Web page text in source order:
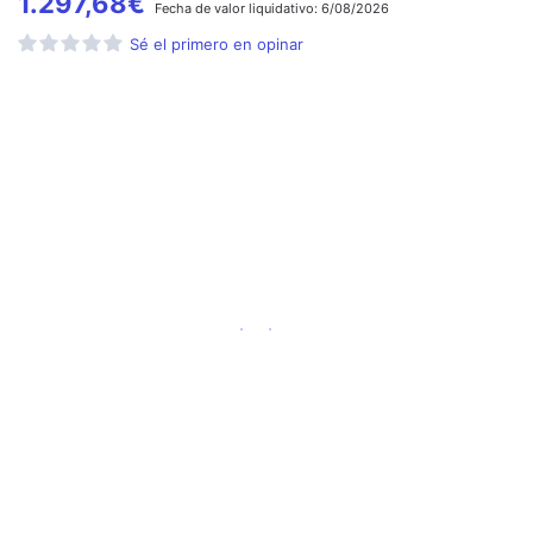
Fecha de valor liquidativo: 6/08/2026
Sé el primero en opinar